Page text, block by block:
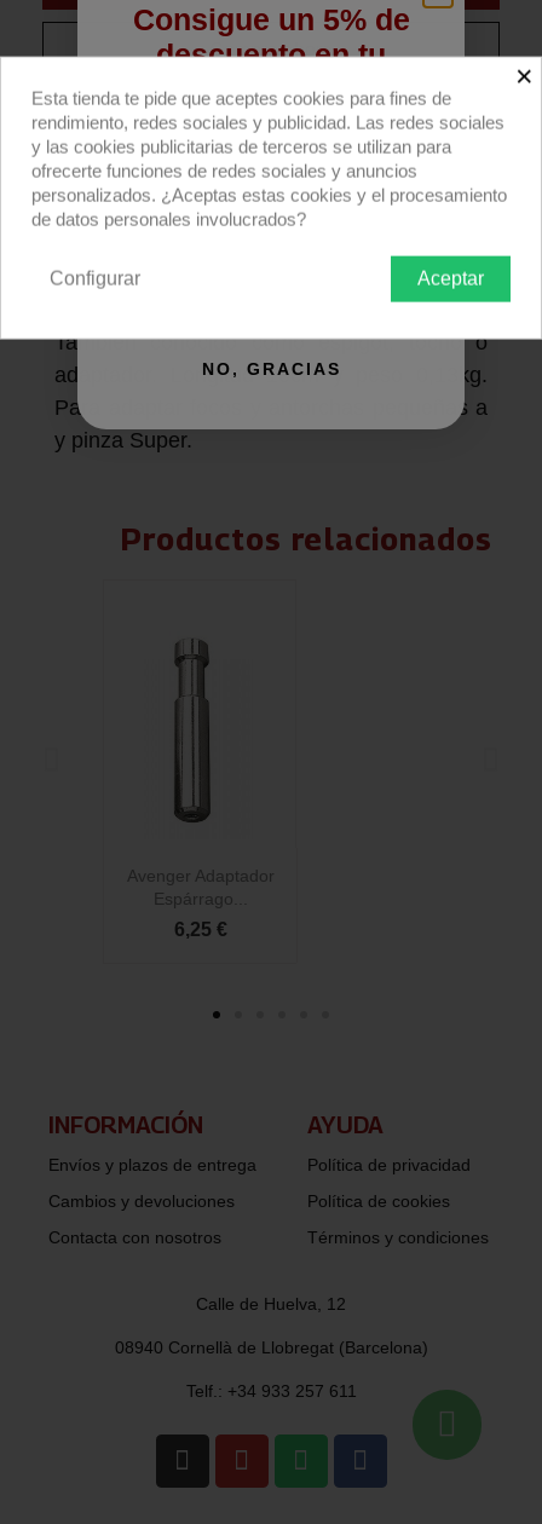
Compra ahora
Avenger E600, adaptador espárrago 16mm a
espárrago hexagonal.
Descripción producto Devoluciones
Espárrago de 16mm a espárrago
hexagonal para pinza Super; de aluminio.
También conocido como espigot, tocho o
adaptador. Longitud 10cm y peso 0,13kg.
Para adaptar focos y antorchas pequeñas a
y pinza Super.
Productos relacionados
Avenger Adaptador
Espárrago...
6,25 €
INFORMACIÓN​
Envíos y plazos de entrega
Cambios y devoluciones
Contacta con nosotros
AYUDA
Política de privacidad
Política de cookies
Términos y condiciones
Calle de Huelva, 12
08940 Cornellà de Llobregat (Barcelona)
Telf.: +34 933 257 611
×
Esta tienda te pide que aceptes cookies para fines de
rendimiento, redes sociales y publicidad. Las redes sociales
y las cookies publicitarias de terceros se utilizan para
ofrecerte funciones de redes sociales y anuncios
personalizados. ¿Aceptas estas cookies y el procesamiento
de datos personales involucrados?
Aceptar
Configurar
Consigue un 5% de
descuento en tu
primera compra
Regístrate para recibir el descuento.
Email
NO, GRACIAS